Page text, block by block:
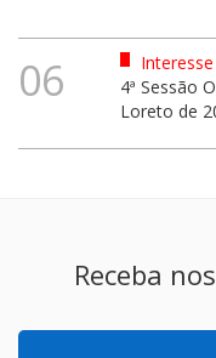
06
4ª Sessão
Loreto de
Receba